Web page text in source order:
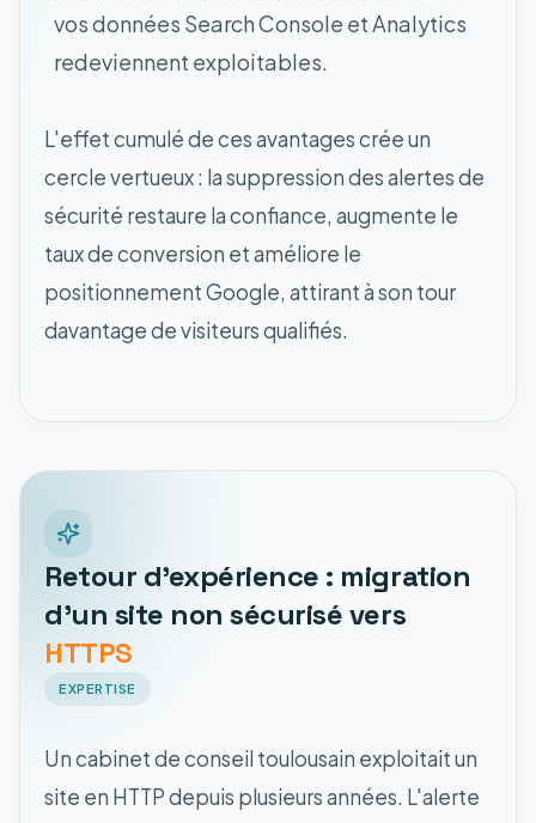
vos données Search Console et Analytics
redeviennent exploitables.
L'effet cumulé de ces avantages crée un
cercle vertueux : la suppression des alertes de
sécurité restaure la confiance, augmente le
taux de conversion et améliore le
positionnement Google, attirant à son tour
davantage de visiteurs qualifiés.
Retour d'expérience : migration
d'un site non sécurisé vers
HTTPS
EXPERTISE
Un cabinet de conseil toulousain exploitait un
site en HTTP depuis plusieurs années. L'alerte